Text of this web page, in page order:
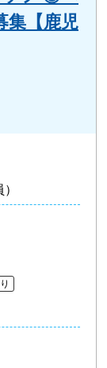
集【鹿児